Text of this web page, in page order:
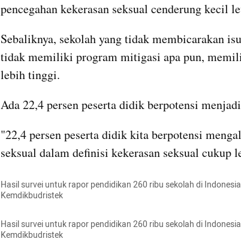
pencegahan kekerasan seksual cenderung kecil
Sebaliknya, sekolah yang tidak membicarakan
tidak memiliki program mitigasi apa pun,
lebih tinggi.
Ada 22,4 persen peserta didik berpotensi
"22,4 persen peserta didik kita berpotensi
seksual dalam definisi kekerasan seksual cukup
Hasil survei untuk rapor pendidikan 260 ribu sekolah di
Kemdikbudristek
Hasil survei untuk rapor pendidikan 260 ribu sekolah di
Kemdikbudristek